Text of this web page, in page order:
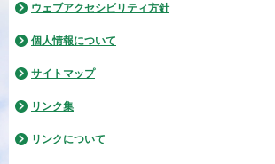
ウェブアクセシビリティ方針
個人情報について
サイトマップ
リンク集
リンクについて